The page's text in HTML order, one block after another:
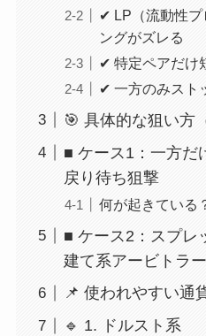
✔ LP（流動性プ
ングがズレる
✔ 特定ペアだけ
✔ 一方のみスト
🎯 具体的な狙い方
■ ケース1：一方
戻り待ち狙撃
何が起きている
■ ケース2：スプレ
建て系アービトラー
📌 使われやすい通
🔹 1. ドルスト系